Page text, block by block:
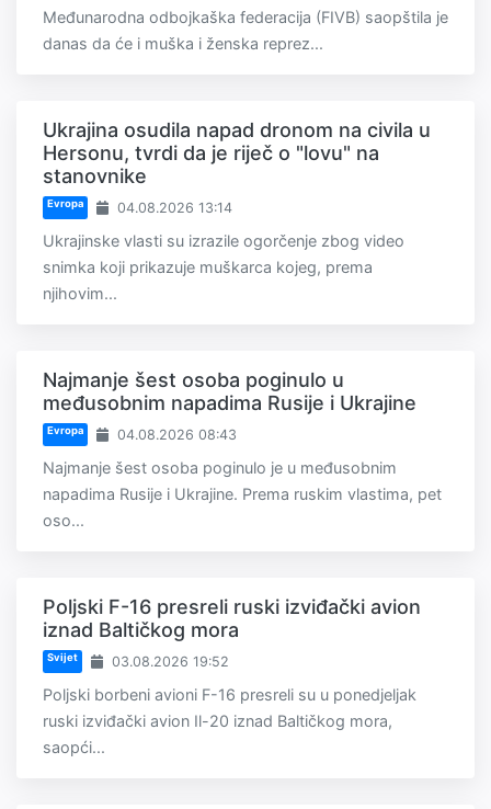
Međunarodna odbojkaška federacija (FIVB) saopštila je
danas da će i muška i ženska reprez...
Ukrajina osudila napad dronom na civila u
Hersonu, tvrdi da je riječ o "lovu" na
stanovnike
Evropa 04.08.2026 13:14
Ukrajinske vlasti su izrazile ogorčenje zbog video
snimka koji prikazuje muškarca kojeg, prema
njihovim...
Najmanje šest osoba poginulo u
međusobnim napadima Rusije i Ukrajine
Evropa 04.08.2026 08:43
Najmanje šest osoba poginulo je u međusobnim
napadima Rusije i Ukrajine. Prema ruskim vlastima, pet
oso...
Poljski F-16 presreli ruski izviđački avion
iznad Baltičkog mora
Svijet 03.08.2026 19:52
Poljski borbeni avioni F-16 presreli su u ponedjeljak
ruski izviđački avion Il-20 iznad Baltičkog mora,
saopći...